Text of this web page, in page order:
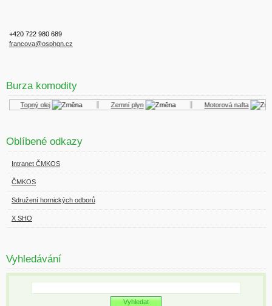
+420 722 980 689
francova@osphgn.cz
Burza komodity
Topný olej Zemní plyn Motorová nafta
Oblíbené odkazy
Intranet ČMKOS
ČMKOS
Sdružení hornických odborů
X SHO
Vyhledávání